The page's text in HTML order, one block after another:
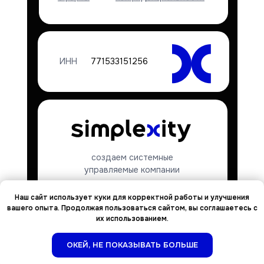
обработки персональных данных
Оператором. Политика действует
бессрочно до замены ее новой версией.
14.3. Актуальная версия Политики в
свободном доступе расположена в сети
https://simplexity.pro/policy_simplexity.
создаем системные
управляемые компании
771533151256
ИНН
Наш сайт использует куки для корректной работы и улучшения
вашего опыта. Продолжая пользоваться сайтом, вы соглашаетесь с
их использованием.
ОКЕЙ, НЕ ПОКАЗЫВАТЬ БОЛЬШЕ